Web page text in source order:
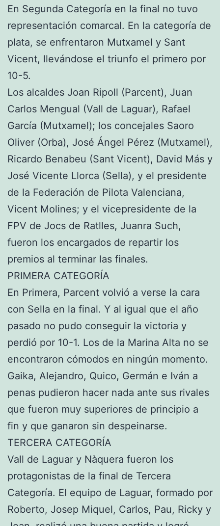
En Segunda Categoría en la final no tuvo
representación comarcal. En la categoría de
plata, se enfrentaron Mutxamel y Sant
Vicent, llevándose el triunfo el primero por
10-5.
Los alcaldes Joan Ripoll (Parcent), Juan
Carlos Mengual (Vall de Laguar), Rafael
García (Mutxamel); los concejales Saoro
Oliver (Orba), José Ángel Pérez (Mutxamel),
Ricardo Benabeu (Sant Vicent), David Más y
José Vicente Llorca (Sella), y el presidente
de la Federación de Pilota Valenciana,
Vicent Molines; y el vicepresidente de la
FPV de Jocs de Ratlles, Juanra Such,
fueron los encargados de repartir los
premios al terminar las finales.
PRIMERA CATEGORÍA
En Primera, Parcent volvió a verse la cara
con Sella en la final. Y al igual que el año
pasado no pudo conseguir la victoria y
perdió por 10-1. Los de la Marina Alta no se
encontraron cómodos en ningún momento.
Gaika, Alejandro, Quico, Germán e Iván a
penas pudieron hacer nada ante sus rivales
que fueron muy superiores de principio a
fin y que ganaron sin despeinarse.
TERCERA CATEGORÍA
Vall de Laguar y Nàquera fueron los
protagonistas de la final de Tercera
Categoría. El equipo de Laguar, formado por
Roberto, Josep Miquel, Carlos, Pau, Ricky y